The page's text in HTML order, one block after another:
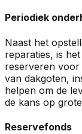
Periodiek
Naast het
reparaties, is
reserveren voor
van dakgoten,
helpen om de
de kans op
Reservefonds